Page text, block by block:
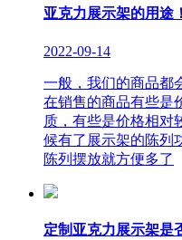
亚克力展示架的用途！
2022-09-14
一般，我们的商品都
在销售的商品有些是
质，有些是价格相对
候有了展示架的陈列
陈列摆放就方便多了
定制亚克力展示架是